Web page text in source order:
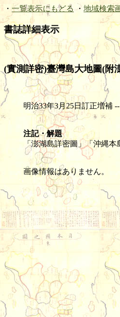
・ 一覧表示にもどる ・ 地域検索
書誌詳細表示
(實測詳密)臺灣島大地圖(附
明治33年3月25日訂正増補
注記・解題
「澎湖島詳密圖」「沖縄
画像情報はありません。